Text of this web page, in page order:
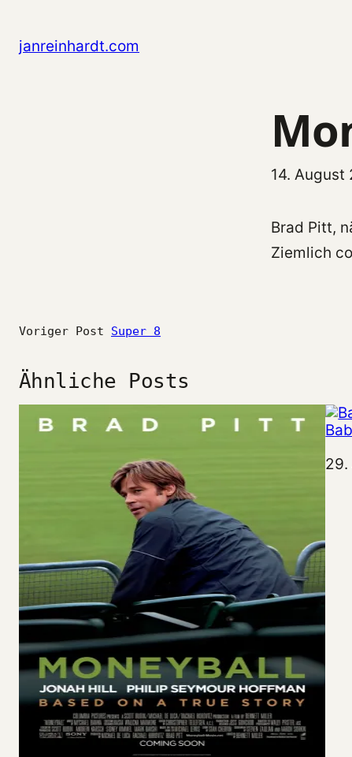
Inhalt
janreinhardt.com
14. August
Brad Pitt,
Ziemlich
Voriger Post Super 8
Ähnliche Posts
29.